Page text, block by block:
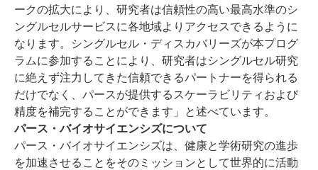
ークの拡大により、研究者は信頼性の高い最高水準のシ
ングルセルサービスに各地域よりアクセスできるように
なります。シングルセル・ディスカバリーズが本プログ
ラムに参加することにより、研究者はシングルセル研究
に絶えず注力してきた信頼できるパートナーを得られる
だけでなく、パースが提供するスケーラビリティおよび
精度を補完することができます」と述べています。
パース・バイオサイエンシズについて
パース・バイオサイエンシズは、健康と学術研究の進歩
を加速させることをそのミッションとして世界的に活動